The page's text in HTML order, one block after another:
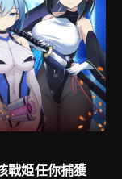
戰姫任你捕獲